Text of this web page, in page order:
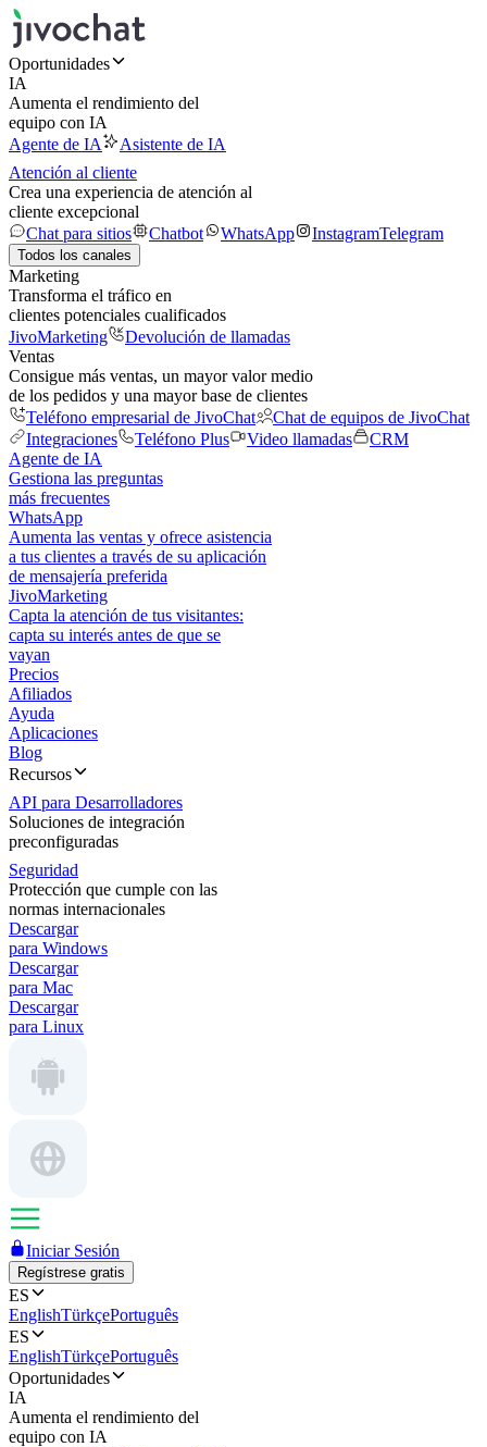
Oportunidades
IA
Aumenta el rendimiento del
equipo con IA
Agente de IA
Asistente de IA
Atención al cliente
Crea una experiencia de atención al
cliente excepcional
Chat para sitios
Chatbot WhatsApp InstagramTelegram
Todos los canales
Marketing
Transforma el tráfico en
clientes potenciales cualificados
JivoMarketing
Devolución de llamadas
Ventas
Consigue más ventas, un mayor valor medio
de los pedidos y una mayor base de clientes
Teléfono empresarial de JivoChat
Chat de equipos de JivoChat
Integraciones
Teléfono Plus Video llamadas
CRM
Agente de IA
Gestiona las preguntas
más frecuentes
WhatsApp
Aumenta las ventas y ofrece asistencia
a tus clientes a través de su aplicación
de mensajería preferida
JivoMarketing
Capta la atención de tus visitantes:
capta su interés antes de que se
vayan
Precios
Afiliados
Ayuda
Aplicaciones
Blog
Recursos
API para Desarrolladores
Soluciones de integración
preconfiguradas
Seguridad
Protección que cumple con las
normas internacionales
Descargar
para Windows
Descargar
para Mac
Descargar
para Linux
Iniciar Sesión
Regístrese gratis
ES
EnglishTürkçePortuguês
ES
EnglishTürkçePortuguês
Oportunidades
IA
Aumenta el rendimiento del
equipo con IA